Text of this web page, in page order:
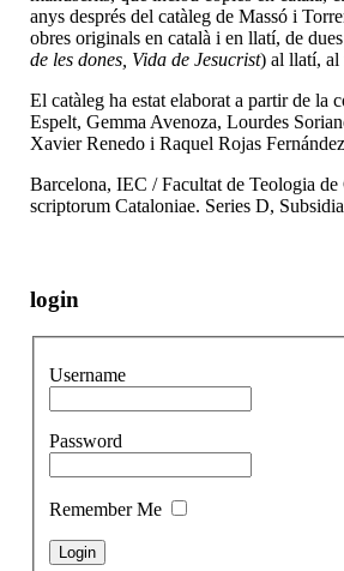
anys després del catàleg de Massó i
obres originals en català i en llatí, de
de les dones, Vida de Jesucrist) al llatí, al
El catàleg ha estat elaborat a partir de la
Espelt, Gemma Avenoza, Lourdes
Xavier Renedo i Raquel Rojas
Barcelona, IEC / Facultat de Teologia
scriptorum Cataloniae. Series D,
login
Username
Password
Remember Me